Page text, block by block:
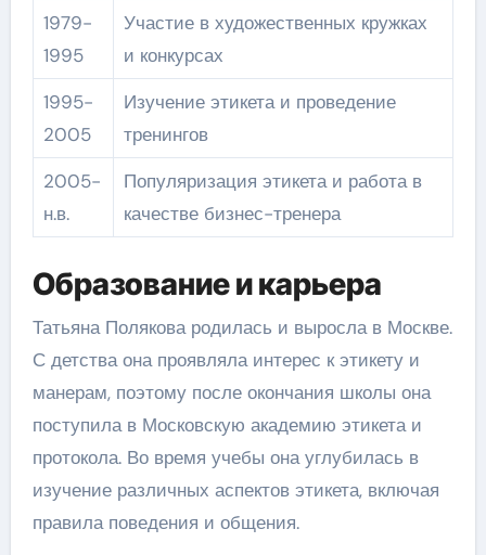
1979-
1995
Участие в художественных кружках
и конкурсах
1995-
2005
Изучение этикета и проведение
тренингов
2005-
н.в.
Популяризация этикета и работа в
качестве бизнес-тренера
Образование и карьера
Татьяна Полякова родилась и выросла в Москве.
С детства она проявляла интерес к этикету и
манерам, поэтому после окончания школы она
поступила в Московскую академию этикета и
протокола. Во время учебы она углубилась в
изучение различных аспектов этикета, включая
правила поведения и общения.